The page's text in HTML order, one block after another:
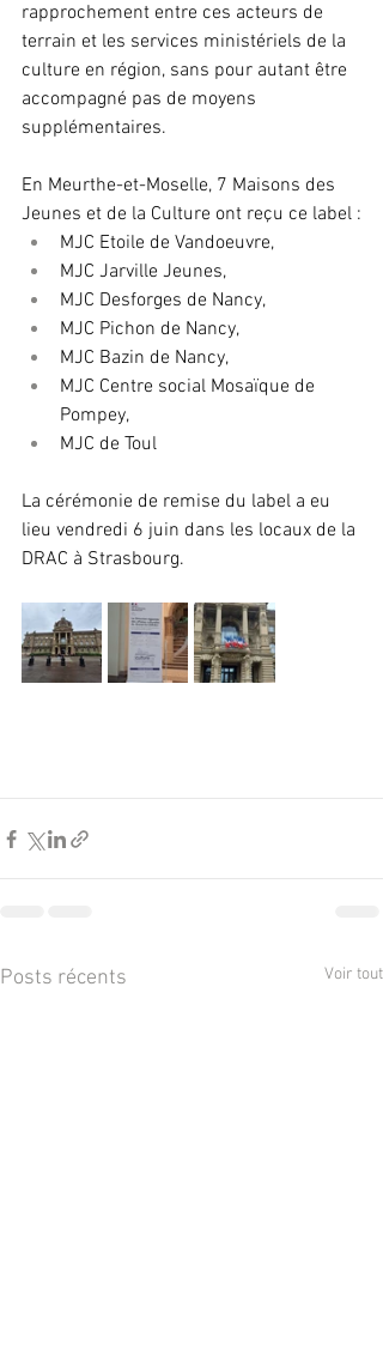
rapprochement entre ces acteurs de
terrain et les services ministériels de la
culture en région, sans pour autant être
accompagné pas de moyens
supplémentaires.
En Meurthe-et-Moselle, 7 Maisons des
Jeunes et de la Culture ont reçu ce label :
MJC Etoile de Vandoeuvre,
MJC Jarville Jeunes,
MJC Desforges de Nancy,
MJC Pichon de Nancy,
MJC Bazin de Nancy,
MJC Centre social Mosaïque de
Pompey,
MJC de Toul
La cérémonie de remise du label a eu
lieu vendredi 6 juin dans les locaux de la
DRAC à Strasbourg.
Posts récents Voir tout